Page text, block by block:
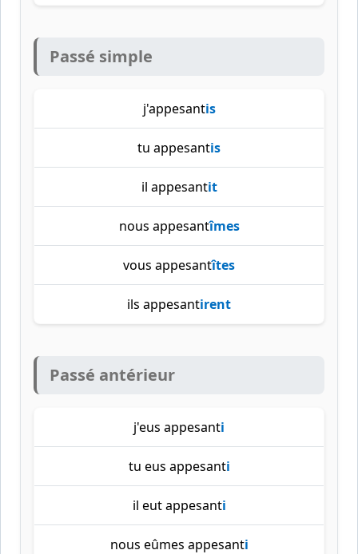
Passé simple
j'appesantis
tu appesantis
il appesantit
nous appesantîmes
vous appesantîtes
ils appesantirent
Passé antérieur
j'eus appesanti
tu eus appesanti
il eut appesanti
nous eûmes appesanti